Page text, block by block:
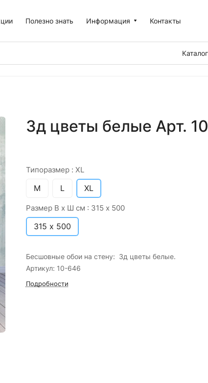
Полезно знать Информация Контакты
Каталог
3д цветы белые Арт.
Типоразмер : XL
M L XL
Размер В х Ш см : 315 х 500
315 х 500
Бесшовные обои на стену: 3д цветы белые.
Артикул: 10-646
Подробности